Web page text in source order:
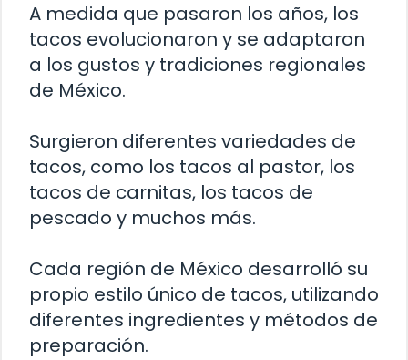
A medida que pasaron los años, los
tacos evolucionaron y se adaptaron
a los gustos y tradiciones regionales
de México.
Surgieron diferentes variedades de
tacos, como los tacos al pastor, los
tacos de carnitas, los tacos de
pescado y muchos más.
Cada región de México desarrolló su
propio estilo único de tacos, utilizando
diferentes ingredientes y métodos de
preparación.